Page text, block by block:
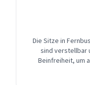
Die Sitze in
sind verstellbar
Beinfreiheit, um